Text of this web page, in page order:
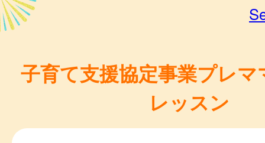
子育て支援協定事業プレ
レッスン